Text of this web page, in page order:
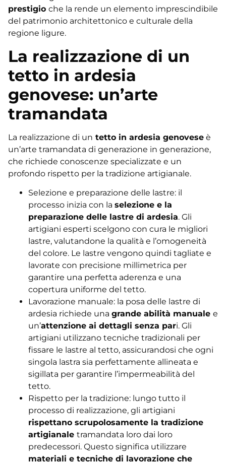
prestigio che la rende un elemento imprescindibile
del patrimonio architettonico e culturale della
regione ligure.
La realizzazione di un
tetto in ardesia
genovese: un’arte
tramandata
La realizzazione di un tetto in ardesia genovese è
un’arte tramandata di generazione in generazione,
che richiede conoscenze specializzate e un
profondo rispetto per la tradizione artigianale.
Selezione e preparazione delle lastre: il
processo inizia con la selezione e la
preparazione delle lastre di ardesia. Gli
artigiani esperti scelgono con cura le migliori
lastre, valutandone la qualità e l’omogeneità
del colore. Le lastre vengono quindi tagliate e
lavorate con precisione millimetrica per
garantire una perfetta aderenza e una
copertura uniforme del tetto.
Lavorazione manuale: la posa delle lastre di
ardesia richiede una grande abilità manuale e
un’attenzione ai dettagli senza pari. Gli
artigiani utilizzano tecniche tradizionali per
fissare le lastre al tetto, assicurandosi che ogni
singola lastra sia perfettamente allineata e
sigillata per garantire l’impermeabilità del
tetto.
Rispetto per la tradizione: lungo tutto il
processo di realizzazione, gli artigiani
rispettano scrupolosamente la tradizione
artigianale tramandata loro dai loro
predecessori. Questo significa utilizzare
materiali e tecniche di lavorazione che